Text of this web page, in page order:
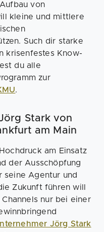
von
kleine und mittlere
Such dir starke
krisenfestes Know-
du alle
zur
.
Stark von
am Main
am Einsatz
der Ausschöpfung
seine Agentur und
Zukunft führen will
nur bei einer
Jörg Stark